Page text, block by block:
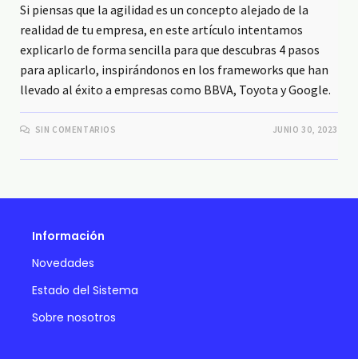
Si piensas que la agilidad es un concepto alejado de la
realidad de tu empresa, en este artículo intentamos
explicarlo de forma sencilla para que descubras 4 pasos
para aplicarlo, inspirándonos en los frameworks que han
llevado al éxito a empresas como BBVA, Toyota y Google.
SIN COMENTARIOS JUNIO 30, 2023
Información
Novedades
Estado del Sistema
Sobre nosotros